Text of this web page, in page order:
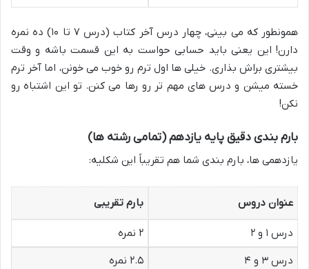
همونطور که می بینی، چهار درس آخر کتاب (درس ۷ تا ۱۰) ده نمره
دارن! این یعنی باید حسابی حواست به این قسمت باشه و وقت
بیشتری براش بذاری. خیلی ها اول ترم رو خوب می خونن، اما آخر ترم
خسته میشن و درس های مهم تر رو رها می کنن. تو این اشتباه رو
نکن!
بارم بندی دقیق پایه یازدهم (تمامی رشته ها)
یازدهمی ها، بارم بندی شما هم تقریباً این شکلیه:
عنوان دروس بارم تقریبی
درس ۱ و ۲
۲ نمره
درس ۳ و ۴
۲.۵ نمره